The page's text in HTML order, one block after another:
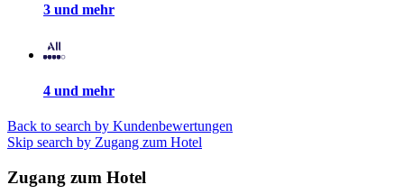
3 und mehr
4 und mehr
Back to search by Kundenbewertungen
Skip search by Zugang zum Hotel
Zugang zum Hotel